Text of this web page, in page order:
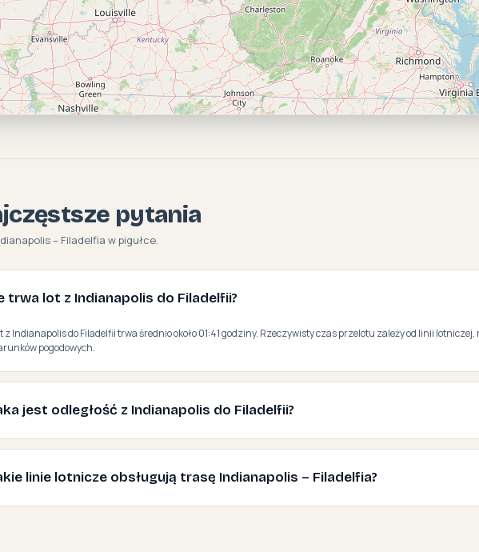
pytania
– Filadelfia w pigułce.
trwa lot z Indianapolis do Filadelfii?
z Indianapolis do Filadelfii trwa średnio około 01:41 godziny. Rzeczywisty czas przelotu zależy od linii
pogodowych.
jest odległość z Indianapolis do Filadelfii?
linie lotnicze obsługują trasę Indianapolis – Filadelfia?